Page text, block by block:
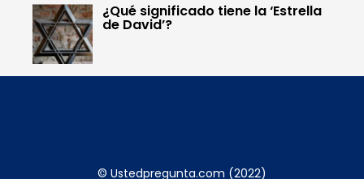
¿Qué significado tiene la ‘Estrella
de David’?
© Ustedpregunta.com (2022)